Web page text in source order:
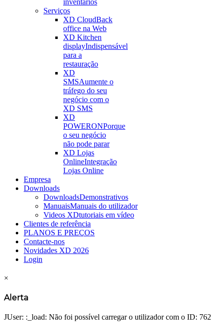
inventários
Serviços
XD CloudBack
office na Web
XD Kitchen
displayIndispensável
para a
restauração
XD
SMSAumente o
tráfego do seu
negócio com o
XD SMS
XD
POWERONPorque
o seu negócio
não pode parar
XD Lojas
OnlineIntegração
Lojas Online
Empresa
Downloads
DownloadsDemonstrativos
ManuaisManuais do utilizador
Videos XDtutoriais em vídeo
Clientes de referência
PLANOS E PREÇOS
Contacte-nos
Novidades XD 2026
Login
×
Alerta
JUser: :_load: Não foi possível carregar o utilizador com o ID: 762